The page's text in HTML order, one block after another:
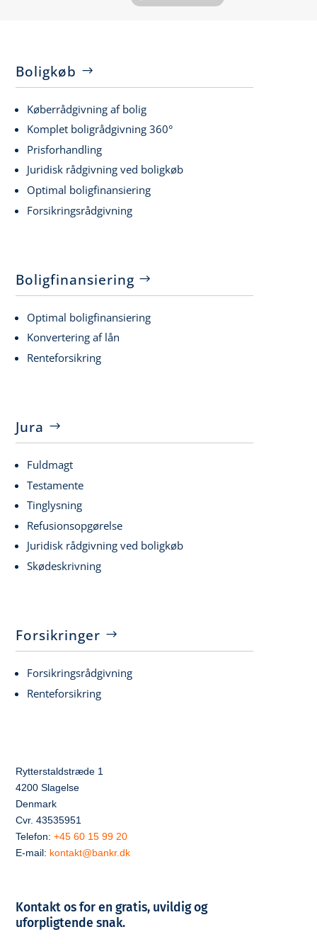
Boligkøb
Køberrådgivning af bolig
Komplet boligrådgivning 360°
Prisforhandling
Juridisk rådgivning ved boligkøb
Optimal boligfinansiering
Forsikringsrådgivning
Boligfinansiering
Optimal boligfinansiering
Konvertering af lån
Renteforsikring
Jura
Fuldmagt
Testamente
Tinglysning
Refusionsopgørelse
Juridisk rådgivning ved boligkøb
Skødeskrivning
Forsikringer
Forsikringsrådgivning
Renteforsikring
Rytterstaldstræde 1
4200 Slagelse
Denmark
Cvr. 43535951
Telefon:+45 60 15 99 20
E-mail: kontakt@bankr.dk
Kontakt os for en gratis, uvildig og
uforpligtende snak.